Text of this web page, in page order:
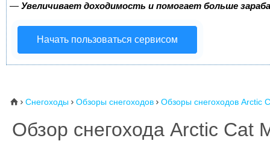
— Увеличивает доходимость и помогает больше
Начать пользоваться сервисом
⌂  Снегоходы  Обзоры снегоходов  Обзоры снегоходов Arctic
Обзор снегохода Arctic Cat